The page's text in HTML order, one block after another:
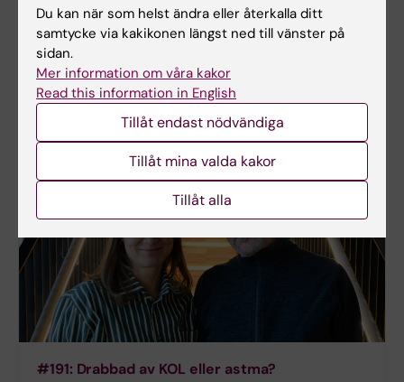
Professor Sven Bölte berättar om vad forskningen
hittills visar när det gäller både läkemedel och
andra, icke-farmakologiska metoder och
förhållningssätt.
#191: Drabbad av KOL eller astma?
Du kan när som helst ändra eller återkalla ditt
samtycke via kakikonen längst ned till vänster på
sidan.
Mer information om våra kakor
Read this information in English
Tillåt endast nödvändiga
Tillåt mina valda kakor
Tillåt alla